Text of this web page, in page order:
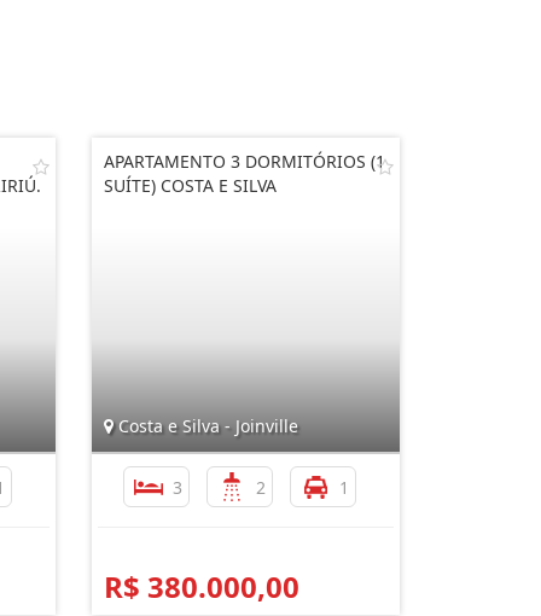
APARTAMENTO 3 DORMITÓRIOS (1
SUÍTE) COSTA E SILVA
Costa e Silva - Joinville
3 2 1
R$ 380.000,00